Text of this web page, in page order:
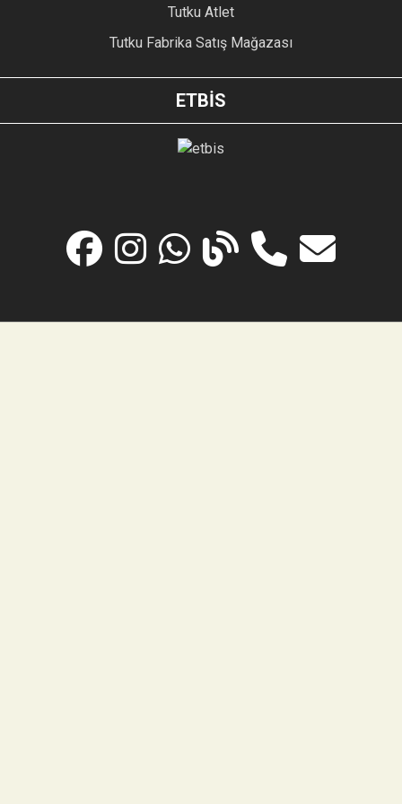
Tutku Atlet
Tutku Fabrika Satış Mağazası
ETBİS